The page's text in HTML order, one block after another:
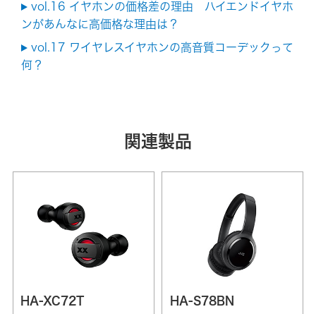
vol.16 イヤホンの価格差の理由 ハイエンドイヤホ
ンがあんなに高価格な理由は？
vol.17 ワイヤレスイヤホンの高音質コーデックって
何？
関連製品
HA-XC72T HA-S78BN